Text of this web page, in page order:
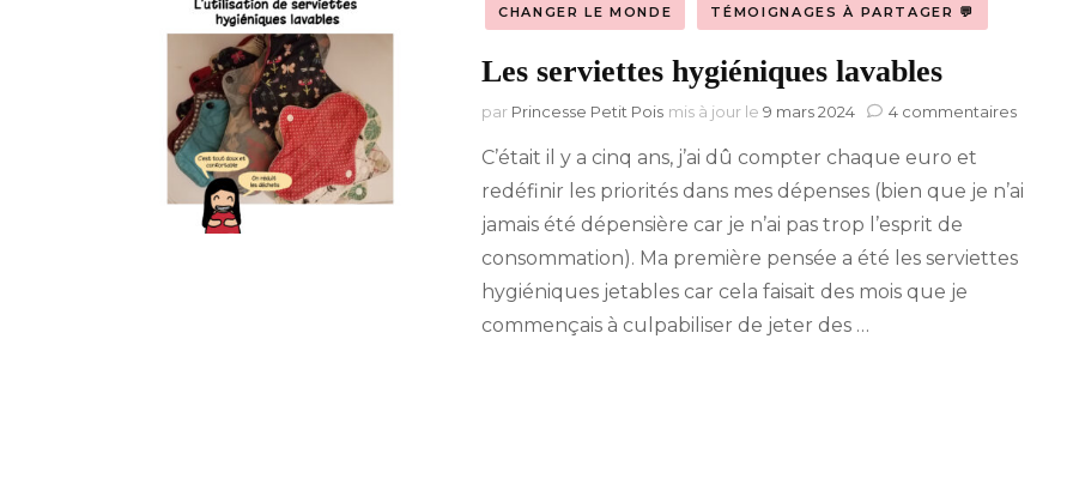
CHANGER LE MONDE TÉMOIGNAGES À PARTAGER 💬
Les serviettes hygiéniques lavables
par Princesse Petit Pois mis à jour le 9 mars 2024 4 commentairessur
C’était il y a cinq ans, j’ai dû compter chaque euro et
redéfinir les priorités dans mes dépenses (bien que je n’ai
jamais été dépensière car je n’ai pas trop l’esprit de
consommation). Ma première pensée a été les serviettes
hygiéniques jetables car cela faisait des mois que je
commençais à culpabiliser de jeter des …